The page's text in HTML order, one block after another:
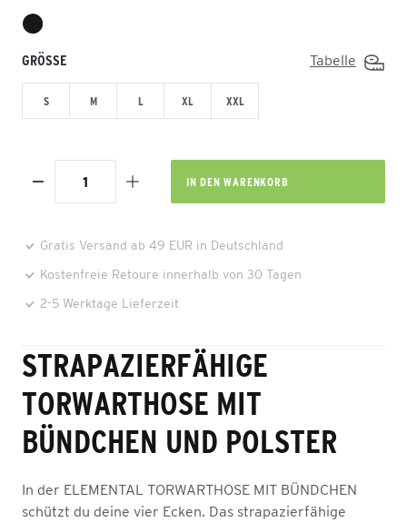
GRÖSSE Tabelle
S M L XL XXL
IN DEN WARENKORB
Gratis Versand ab 49 EUR in Deutschland
Kostenfreie Retoure innerhalb von 30 Tagen
2-5 Werktage Lieferzeit
STRAPAZIERFÄHIGE
TORWARTHOSE MIT
BÜNDCHEN UND POLSTER
In der ELEMENTAL TORWARTHOSE MIT BÜNDCHEN
schützt du deine vier Ecken. Das strapazierfähige